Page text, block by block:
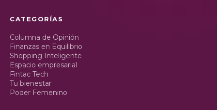
CATEGORÍAS
Columna de Opinión
Finanzas en Equilibrio
Shopping Inteligente
Espacio empresarial
Fintac Tech
Tu bienestar
Poder Femenino